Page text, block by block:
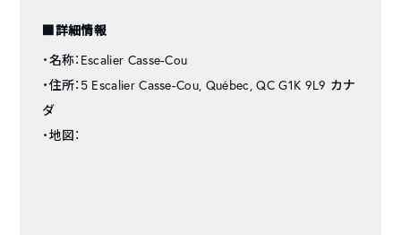
■詳細情報
・名称：Escalier Casse-Cou
・住所：5 Escalier Casse-Cou, Québec, QC G1K 9L9 カナ
ダ
・地図：